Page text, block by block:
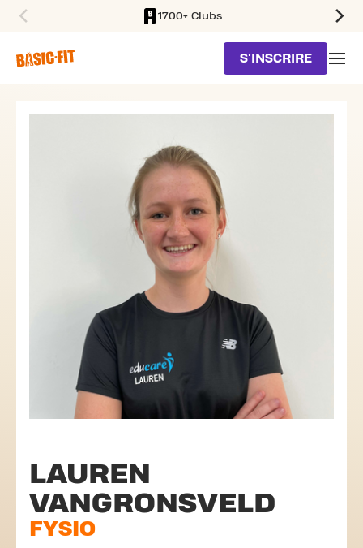
1700+ Clubs
S'INSCRIRE
LAUREN
VANGRONSVELD
FYSIO